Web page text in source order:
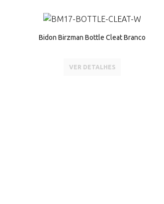
Bidon Birzman Bottle Cleat Branco
VER DETALHES